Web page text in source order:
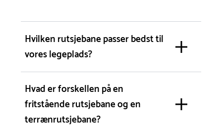
Hvilken rutsjebane passer bedst til
vores legeplads?
Hvad er forskellen på en
fritstående rutsjebane og en
terrænrutsjebane?